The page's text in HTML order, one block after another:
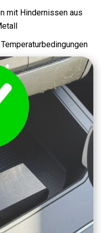
mit Hindernissen aus